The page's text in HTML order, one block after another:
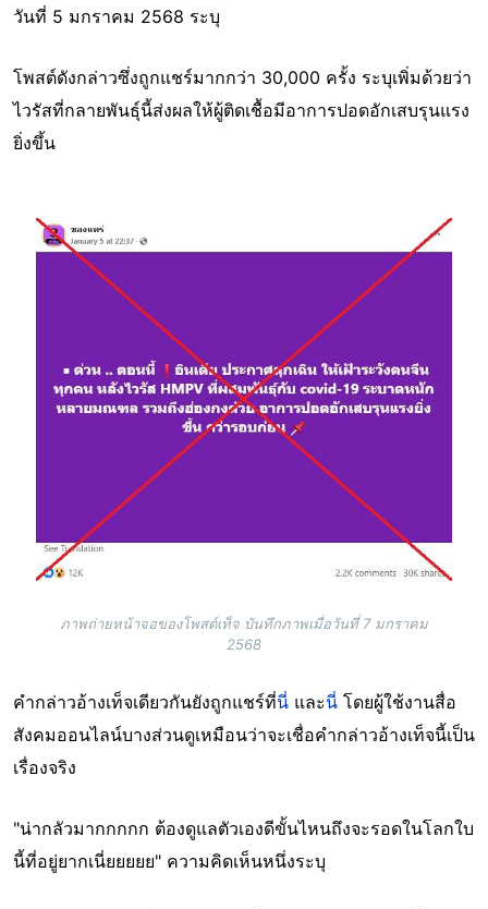
วันที่ 5 มกราคม 2568 ระบุ
โพสต์ดังกล่าวซึ่งถูกแชร์มากกว่า 30,000 ครั้ง ระบุเพิ่มด้วยว่า
ไวรัสที่กลายพันธุ์นี้ส่งผลให้ผู้ติดเชื้อมีอาการปอดอักเสบรุนแรง
ยิ่งขึ้น
Image
ภาพถ่ายหน้าจอของโพสต์เท็จ บันทึกภาพเมื่อวันที่ 7 มกราคม
2568
คำกล่าวอ้างเท็จเดียวกันยังถูกแชร์ที่นี่ และนี่ โดยผู้ใช้งานสื่อ
สังคมออนไลน์บางส่วนดูเหมือนว่าจะเชื่อคำกล่าวอ้างเท็จนี้เป็น
เรื่องจริง
"น่ากลัวมากกกกก ต้องดูแลตัวเองดีขั้นไหนถึงจะรอดในโลกใบ
นี้ที่อยู่ยากเนี่ยยยยย" ความคิดเห็นหนึ่งระบุ